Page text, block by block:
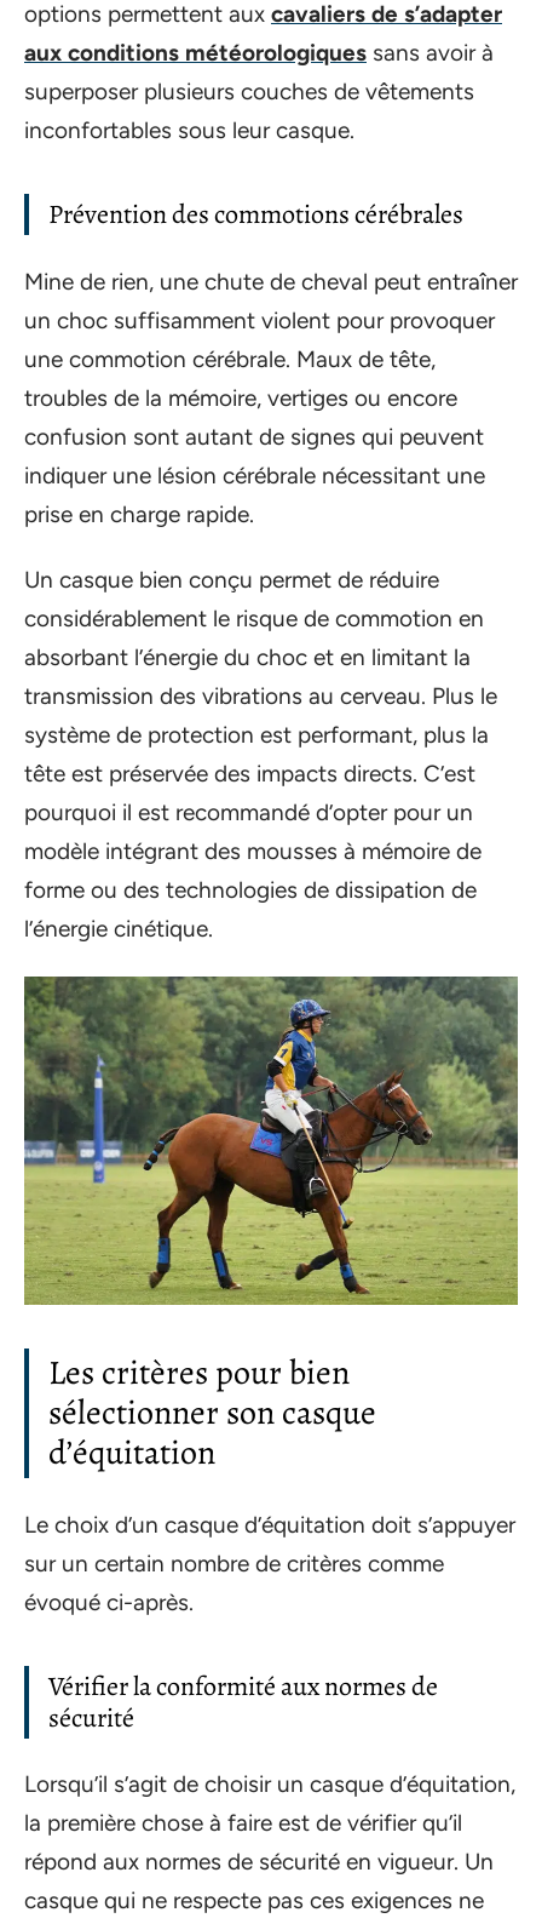
options permettent aux cavaliers de s’adapter
aux conditions météorologiques sans avoir à
superposer plusieurs couches de vêtements
inconfortables sous leur casque.
Prévention des commotions cérébrales
Mine de rien, une chute de cheval peut entraîner
un choc suffisamment violent pour provoquer
une commotion cérébrale. Maux de tête,
troubles de la mémoire, vertiges ou encore
confusion sont autant de signes qui peuvent
indiquer une lésion cérébrale nécessitant une
prise en charge rapide.
Un casque bien conçu permet de réduire
considérablement le risque de commotion en
absorbant l’énergie du choc et en limitant la
transmission des vibrations au cerveau. Plus le
système de protection est performant, plus la
tête est préservée des impacts directs. C’est
pourquoi il est recommandé d’opter pour un
modèle intégrant des mousses à mémoire de
forme ou des technologies de dissipation de
l’énergie cinétique.
Les critères pour bien
sélectionner son casque
d’équitation
Le choix d’un casque d’équitation doit s’appuyer
sur un certain nombre de critères comme
évoqué ci-après.
Vérifier la conformité aux normes de
sécurité
Lorsqu’il s’agit de choisir un casque d’équitation,
la première chose à faire est de vérifier qu’il
répond aux normes de sécurité en vigueur. Un
casque qui ne respecte pas ces exigences ne